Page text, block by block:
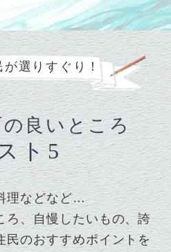
が選りすぐり！
良いところ
ト5
理などなど…
ろ、自慢したいもの、誇
民のおすすめポイントを